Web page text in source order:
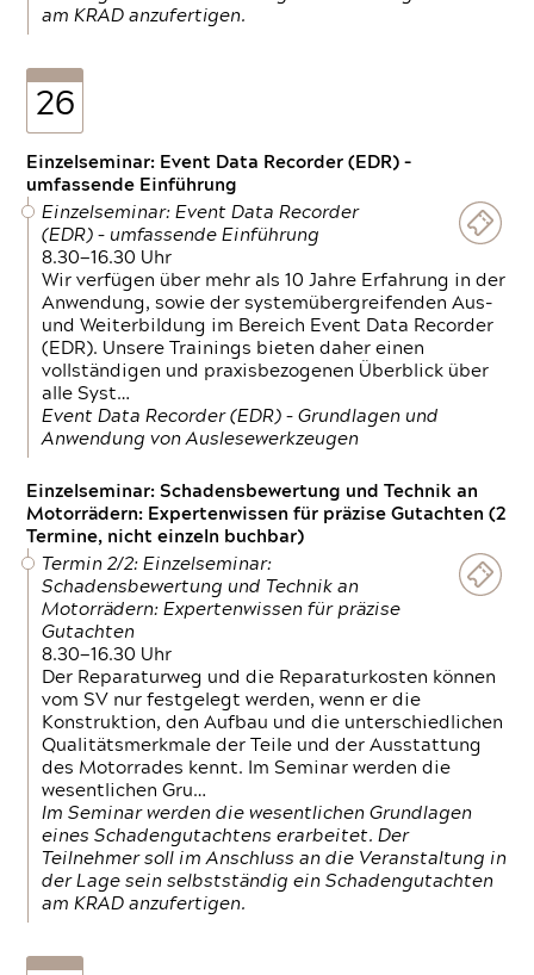
am KRAD anzufertigen.
26
Einzelseminar: Event Data Recorder (EDR) –
umfassende Einführung
Einzelseminar: Event Data Recorder
(EDR) – umfassende Einführung
8.30—16.30 Uhr
Wir verfügen über mehr als 10 Jahre Erfahrung in der
Anwendung, sowie der systemübergreifenden Aus-
und Weiterbildung im Bereich Event Data Recorder
(EDR). Unsere Trainings bieten daher einen
vollständigen und praxisbezogenen Überblick über
alle Syst…
Event Data Recorder (EDR) – Grundlagen und
Anwendung von Auslesewerkzeugen
Einzelseminar: Schadensbewertung und Technik an
Motorrädern: Expertenwissen für präzise Gutachten (2
Termine, nicht einzeln buchbar)
Termin 2/2: Einzelseminar:
Schadensbewertung und Technik an
Motorrädern: Expertenwissen für präzise
Gutachten
8.30—16.30 Uhr
Der Reparaturweg und die Reparaturkosten können
vom SV nur festgelegt werden, wenn er die
Konstruktion, den Aufbau und die unterschiedlichen
Qualitätsmerkmale der Teile und der Ausstattung
des Motorrades kennt. Im Seminar werden die
wesentlichen Gru…
Im Seminar werden die wesentlichen Grundlagen
eines Schadengutachtens erarbeitet. Der
Teilnehmer soll im Anschluss an die Veranstaltung in
der Lage sein selbstständig ein Schadengutachten
am KRAD anzufertigen.